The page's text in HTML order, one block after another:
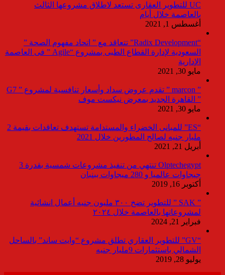
UC للتطوير العقارى تستعد لاطلاق مشروعها الثالث
بالعاصمة خلال أيام
أغسطس 1, 2021
“Radix Development” تتعاقد مع ” اتحاد مفهوم الصحة ”
السعودية لإدارة القطاع الطبى بمشروع “Agile ” فى العاصمة
الإدارية
مايو 30, 2021
” marcon ” تقدم عروض سداد وأسعار تنافسية لمشروع ” G7
” القاهرة الجديد بمعرض نيكست موف
مايو 30, 2021
“ES” للمبانى الخضراء والمستدامة تستهدف تعاقدات بقيمة 2
مليار جنيه لصالح المطورين خلال 2021
أبريل 21, 2021
Olptechegypt تنتهي من تنفيذ مشروعات شمسية بقدرة 3
جيجاوات عالميا و 280 ميجاوات ببنبان
أكتوبر 16, 2019
” SAK ” للتطوير تضخ ٣٠٠ مليون جنيه أعمال انشائية
لمشروعاتها بالعاصمة خلال ٢٠٢٤
فبراير 21, 2024
“GV” للتطوير العقاري تطلق مشروع “وايت ساند” بالساحل
الشمالي باستثمارات 9مليار جنيه
يوليو 28, 2019